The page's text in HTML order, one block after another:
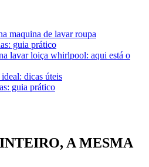
maquina de lavar roupa
guia prático
lavar loiça whirlpool: aqui está o
dicas úteis
guia prático
A MESMA